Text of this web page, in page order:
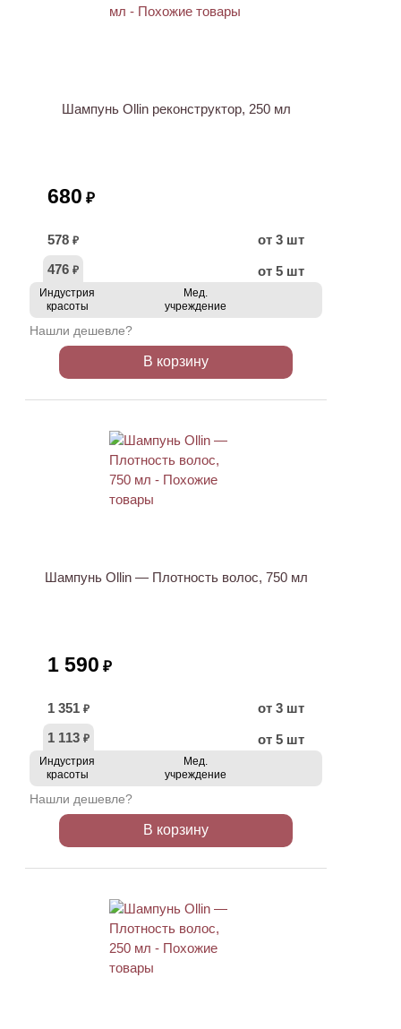
Шампунь Ollin реконструктор, 250 мл
680 ₽
578 ₽
от 3 шт
476 ₽ от 5 шт
Индустрия
красоты
Мед.
учреждение
Нашли дешевле?
В корзину
Шампунь Ollin — Плотность волос, 750 мл
1 590 ₽
1 351 ₽
от 3 шт
1 113 ₽ от 5 шт
Индустрия
красоты
Мед.
учреждение
Нашли дешевле?
В корзину